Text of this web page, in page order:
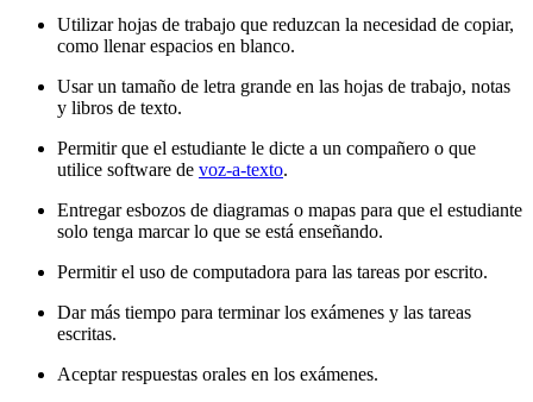
Utilizar hojas de trabajo que reduzcan la necesidad de copiar,
como llenar espacios en blanco.
Usar un tamaño de letra grande en las hojas de trabajo, notas
y libros de texto.
Permitir que el estudiante le dicte a un compañero o que
utilice software de voz-a-texto.
Entregar esbozos de diagramas o mapas para que el estudiante
solo tenga marcar lo que se está enseñando.
Permitir el uso de computadora para las tareas por escrito.
Dar más tiempo para terminar los exámenes y las tareas
escritas.
Aceptar respuestas orales en los exámenes.